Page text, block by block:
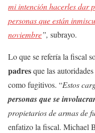
mi intención hacerles dar
personas que están
noviembre”, subrayo.
Lo que se refería la fiscal
padresque las
como fugitivos. “Estos
personas que se
propietarios de armas de
enfatizo la fiscal. Michael